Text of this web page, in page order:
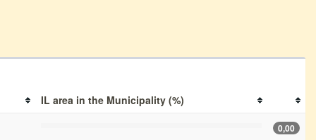
IL area in the Municipality (%)
0,00